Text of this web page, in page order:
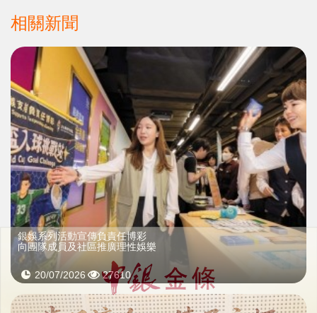
相關新聞
銀娛系列活動宣傳負責任博彩
向團隊成員及社區推廣理性娛樂
20/07/2026 27610